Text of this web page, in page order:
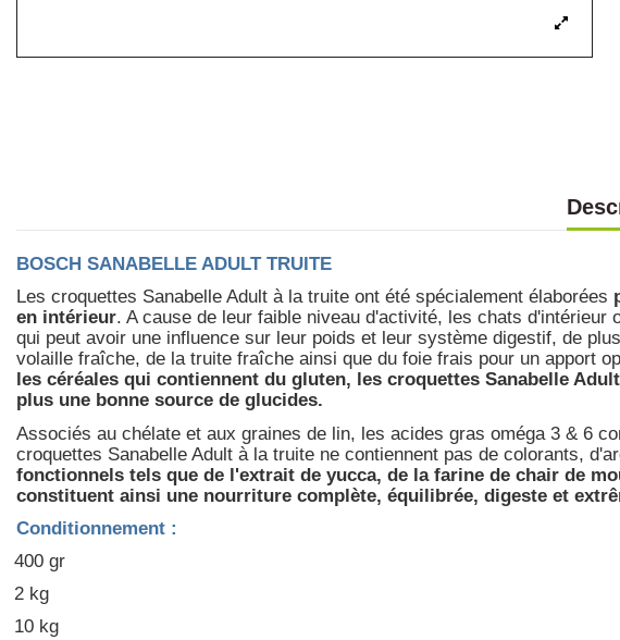
BOSCH SANABELLE ADULT TRUITE
Les croquettes Sanabelle Adult à la truite ont été spécialement élaborées
en intérieur. A cause de leur faible niveau d'activité, les chats
qui peut avoir une influence sur leur poids et leur système digestif, de
volaille fraîche, de la truite fraîche ainsi que du foie frais pour un apport
les céréales qui contiennent du gluten, les croquettes Sanabelle
plus une bonne source de glucides.
Associés au chélate et aux graines de lin, les acides gras oméga 3 & 6
croquettes Sanabelle Adult à la truite ne contiennent pas de colorants,
fonctionnels tels que de l'extrait de yucca, de la farine de chair de
constituent ainsi une nourriture complète, équilibrée, digeste et
Conditionnement :
400 gr
2 kg
10 kg